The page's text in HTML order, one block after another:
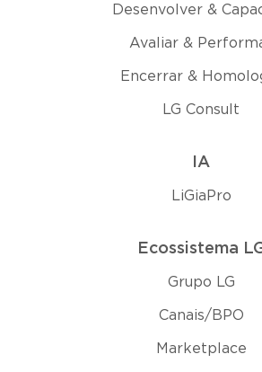
Desenvolver &
Avaliar &
Encerrar &
LG Consult
IA
LiGiaPro
Ecossistema
Grupo LG
Canais/BPO
Marketplace